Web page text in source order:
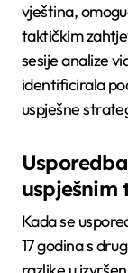
vještina,
taktičkim
sesije analize
identificirala
uspješne
uspješnim
Kada se
17 godina s